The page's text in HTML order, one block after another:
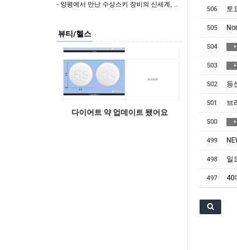
- 양평에서 만난 수상스키 장비의 신세계, 실속 있게 준비하는 팁
뷰티/헬스
다이어트 약 업데이트 됐어요
506 토
505
504 +
503 +
502 등
501 브
500 +
499
498 일
497 40